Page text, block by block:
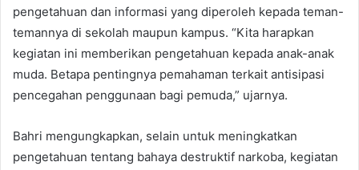
pengetahuan dan informasi yang diperoleh kepada teman-
temannya di sekolah maupun kampus. “Kita harapkan
kegiatan ini memberikan pengetahuan kepada anak-anak
muda. Betapa pentingnya pemahaman terkait antisipasi
pencegahan penggunaan bagi pemuda,” ujarnya.
Bahri mengungkapkan, selain untuk meningkatkan
pengetahuan tentang bahaya destruktif narkoba, kegiatan